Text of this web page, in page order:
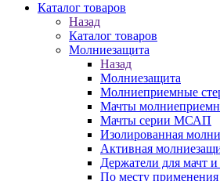
Каталог товаров
Назад
Каталог товаров
Молниезащита
Назад
Молниезащита
Молниеприемные
Мачты
Мачты серии МСАП
Изолированная
Активная
Держатели для мачт
По месту применения